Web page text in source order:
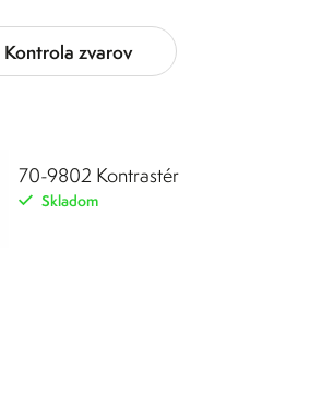
Kontrola zvarov
70-9802 Kontrastér
Skladom